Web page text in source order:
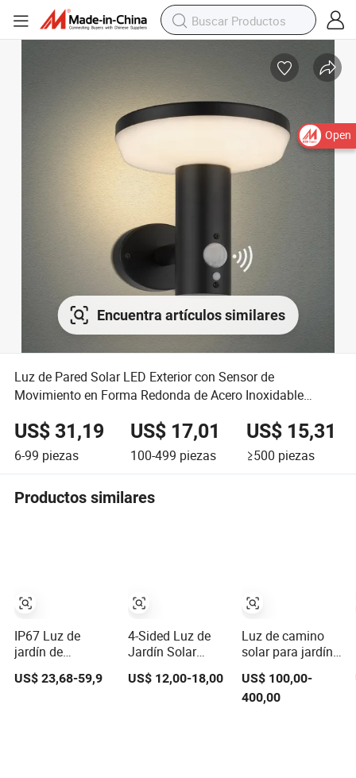
Open
Encuentra artículos similares
Luz de Pared Solar LED Exterior con Sensor de
Movimiento en Forma Redonda de Acero Inoxidable
US$ 31,19
6-99 piezas
US$ 17,01
100-499 piezas
US$ 15,31
≥500 piezas
Productos similares
IP67 Luz de
jardín de
carretera solar
integrada todo en
US$ 23,68-59,9
4-Sided Luz de
Jardín Solar
Integrada Vertical
3m 4m Poste de
US$ 12,00-18,00
Luz de camino
solar para jardín
con batería de
litio de alta
duración
US$ 100,00-
400,00